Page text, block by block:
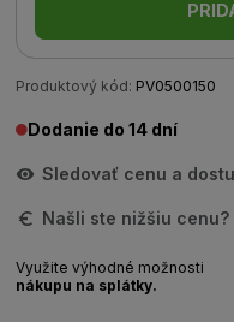
Produktový kód: PV0500150
Dodanie do 14 dní
Sledovať cenu a
Našli ste nižšiu cenu?
Využite výhodné možnosti
nákupu na splátky.